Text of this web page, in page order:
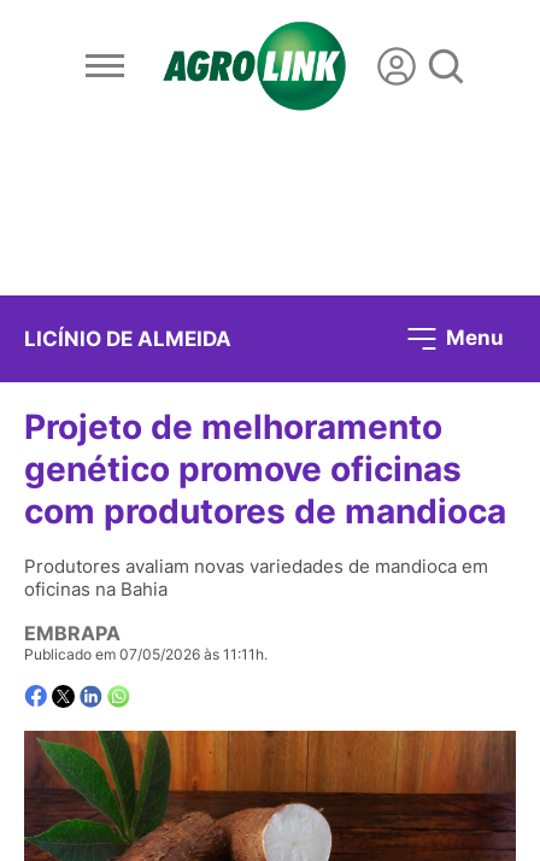
LICÍNIO DE ALMEIDA Menu
Projeto de melhoramento
genético promove oficinas
com produtores de mandioca
Produtores avaliam novas variedades de mandioca em
oficinas na Bahia
EMBRAPA
Publicado em 07/05/2026 às 11:11h.